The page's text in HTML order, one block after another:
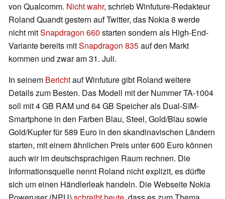
von Qualcomm. Nicht wahr, schrieb Winfuture-Redakteur
Roland Quandt gestern auf Twitter, das Nokia 8 werde
nicht mitSnapdragon 660 starten sondern als High-End-
Variante bereits mitSnapdragon 835auf den Markt
kommen und zwar am 31. Juli.
In seinem Berichtauf Winfuture gibt Roland weitere
Details zum Besten. Das Modell mit der Nummer TA-1004
soll mit 4 GB RAM und 64 GB Speicher als Dual-SIM-
Smartphone in den Farben Blau, Steel, Gold/Blau sowie
Gold/Kupfer für 589 Euro in den skandinavischen Ländern
starten, mit einem ähnlichen Preis unter 600 Euro können
auch wir im deutschsprachigen Raum rechnen. Die
Informationsquelle nennt Roland nicht explizit, es dürfte
sich um einen Händlerleak handeln. Die Webseite Nokia